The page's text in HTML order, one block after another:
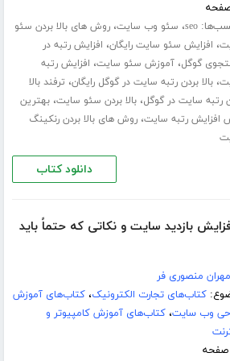
seo، سئو وب سایت،روش های بالا بردن سئو
، افزایش سئو سایت رایگان، افزایش رتبه در
گوگل،آموزش سئو سایت، افزایش رتبه
،بالا بردن رتبه سایت در گوگل رایگان، ترفند بالا
رتبه سایت در گوگل،بالا بردن سئو سایت،بهترین
افزایش رتبه سایت،روش های بالا بردن رنکینگ
دانلود کتاب
بازدید سایت و نکاتی که حتماً باید
مهران منصوری فر
کتاب‌های تجارت الکترونیک،کتاب‌های آموزش
وب سایت،کتاب‌های آموزش کامپیوتر و